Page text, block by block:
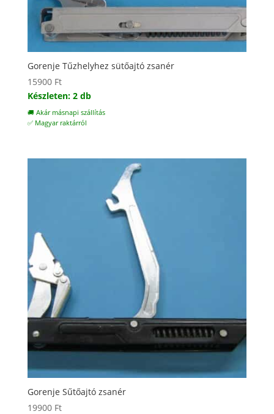
Gorenje Tűzhelyhez sütőajtó zsanér
15900 Ft
Készleten: 2 db
🚚 Akár másnapi szállítás
✅ Magyar raktárról
Gorenje Sűtőajtó zsanér
19900 Ft